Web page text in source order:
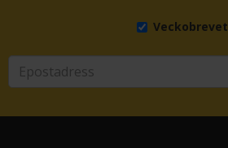
Veckobrevet